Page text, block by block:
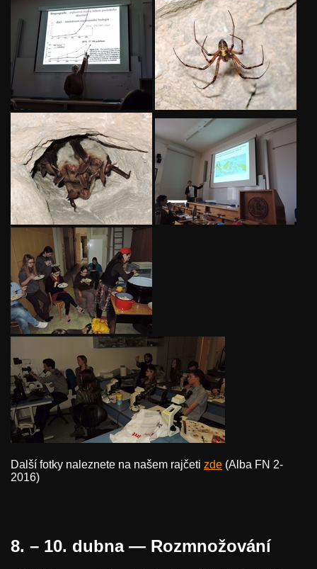
Další fotky naleznete na našem rajčeti zde (Alba FN 2-
2016)
8. – 10. dubna — Rozmnožování